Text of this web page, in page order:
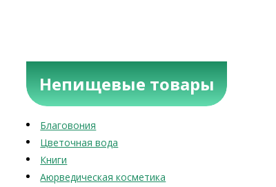
Непищевые товары
Благовония
Цветочная вода
Книги
Аюрведическая косметика